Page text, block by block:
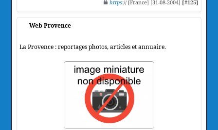
https:// [France] [31-08-2004] [#125]
Web Provence
La Provence : reportages photos, articles et annuaire.